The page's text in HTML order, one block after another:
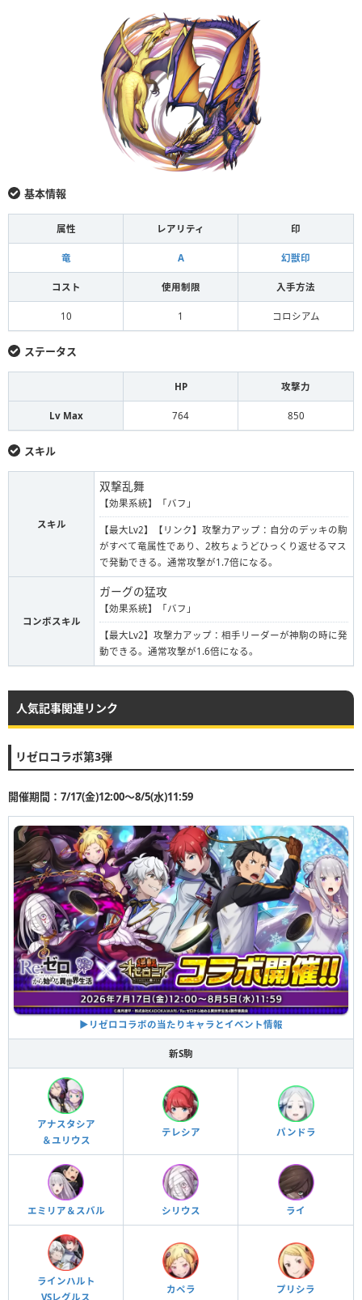
基本情報
属性 レアリティ 印
竜 A 幻獣印
コスト 使用制限 入手方法
10 1 コロシアム
ステータス
HP 攻撃力
Lv Max 764 850
スキル
スキル
双撃乱舞
【効果系統】「バフ」
【最大Lv2】【リンク】攻撃力アップ：自分のデッキの駒
がすべて竜属性であり、2枚ちょうどひっくり返せるマス
で発動できる。通常攻撃が1.7倍になる。
コンボスキル
ガーグの猛攻
【効果系統】「バフ」
【最大Lv2】攻撃力アップ：相手リーダーが神駒の時に発
動できる。通常攻撃が1.6倍になる。
人気記事関連リンク
リゼロコラボ第3弾
開催期間：7/17(金)12:00〜8/5(水)11:59
▶︎リゼロコラボの当たりキャラとイベント情報
新S駒
アナスタシア
＆ユリウス
テレシア パンドラ
エミリア＆スバル シリウス ライ
ラインハルト
VSレグルス
カペラ プリシラ